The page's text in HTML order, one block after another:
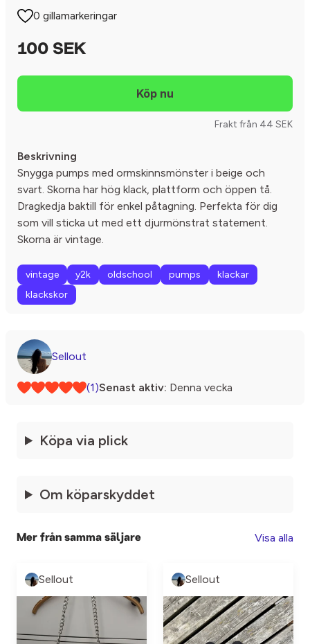
0 gillamarkeringar
100 SEK
Frakt från 44 SEK
Beskrivning
Snygga pumps med ormskinnsmönster i beige och
svart. Skorna har hög klack, plattform och öppen tå.
Dragkedja baktill för enkel påtagning. Perfekta för dig
som vill sticka ut med ett djurmönstrat statement.
Skorna är vintage.
vintage y2k oldschool pumps
klackar
klackskor
Sellout
(1)Senast aktiv: Denna vecka
Köpa via plick
Om köparskyddet
Mer från samma säljare Visa alla
Sellout Sellout